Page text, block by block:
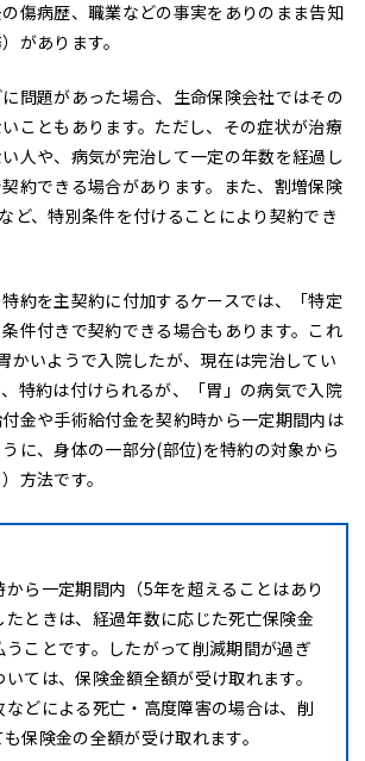
傷病歴、職業などの事実をありのまま告知
があります。
問題があった場合、生命保険会社ではその
こともあります。ただし、その症状が治療
人や、病気が完治して一定の年数を経過し
約できる場合があります。また、割増保険
など、特別条件を付けることにより契約でき
約を主契約に付加するケースでは、「特定
件付きで契約できる場合もあります。これ
かいようで入院したが、現在は完治してい
特約は付けられるが、「胃」の病気で入院
金や手術給付金を契約時から一定期間内は
に、身体の一部分(部位)を特約の対象から
方法です。
ら一定期間内（5年を超えることはあり
たときは、経過年数に応じた死亡保険金
ことです。したがって削減期間が過ぎ
ては、保険金額全額が受け取れます。
などによる死亡・高度障害の場合は、削
保険金の全額が受け取れます。